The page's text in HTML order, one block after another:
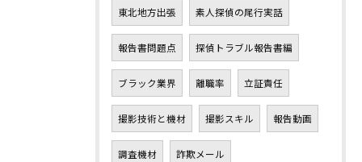
東北地方出張 素人探偵の尾行実話
報告書問題点 探偵トラブル報告書編
ブラック業界 離職率 立証責任
撮影技術と機材 撮影スキル 報告動画
調査機材 詐欺メール